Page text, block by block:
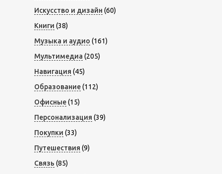
Искусство и дизайн (60)
Книги (38)
Музыка и аудио (161)
Мультимедиа (205)
Навигация (45)
Образование(112)
Офисные(15)
Персонализация (39)
Покупки (33)
Путешествия (9)
Связь (85)